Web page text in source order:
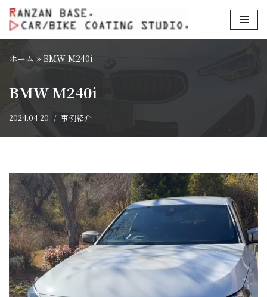
コ
テ
ツ
ス
キ
ホーム » BMW M240i
BMW M240i
2024.04.20 事例紹介